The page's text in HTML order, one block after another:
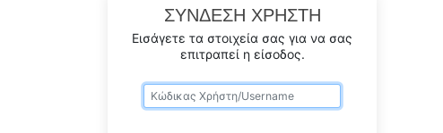
ΣΥΝΔΕΣΗ ΧΡΗΣΤΗ
Εισάγετε τα στοιχεία σας για να σας
επιτραπεί η είσοδος.